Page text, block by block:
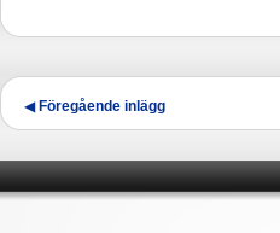
Inläggsnavigering
◀Föregående inlägg